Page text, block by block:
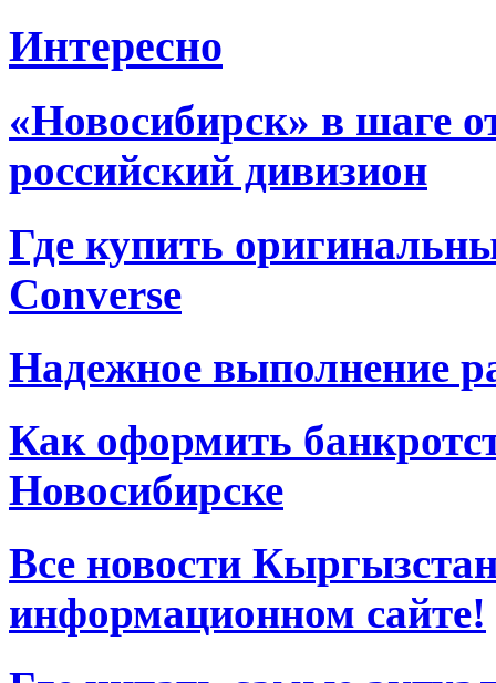
Интересно
«Новосибирск» в шаге
российский дивизион
Где купить
Converse
Надежное выполнение
Как оформить
Новосибирске
Все новости
информационном сайте!